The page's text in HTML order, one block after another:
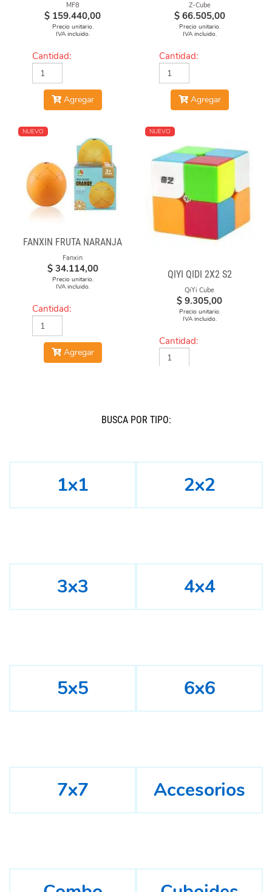
MF8
$ 159.440,00
Precio unitario.
IVA incluido.
Cantidad:
Agregar
Z-Cube
$ 66.505,00
Precio unitario.
IVA incluido.
Cantidad:
Agregar
NUEVO
FANXIN FRUTA NARANJA
Fanxin
$ 34.114,00
Precio unitario.
IVA incluido.
Cantidad:
Agregar
NUEVO
QIYI QIDI 2X2 S2
QiYi Cube
$ 9.305,00
Precio unitario.
IVA incluido.
Cantidad:
BUSCÁ POR TIPO:
1x1 2x2
3x3 4x4
5x5 6x6
7x7 Accesorios